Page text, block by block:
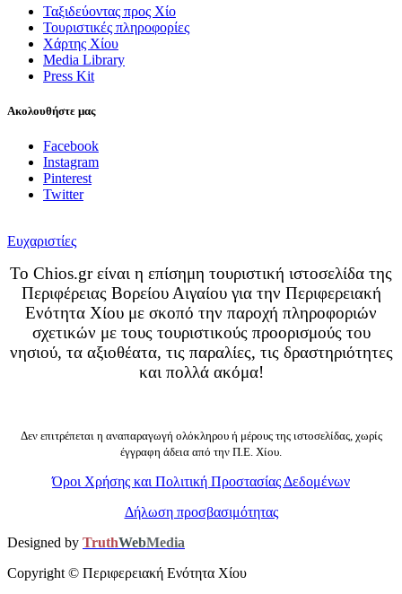
Ταξιδεύοντας προς Χίο
Τουριστικές πληροφορίες
Χάρτης Χίου
Media Library
Press Kit
Ακολουθήστε μας
Facebook
Instagram
Pinterest
Twitter
Ευχαριστίες
Το Chios.gr είναι η επίσημη τουριστική ιστοσελίδα της
Περιφέρειας Βορείου Αιγαίου για την Περιφερειακή
Ενότητα Χίου με σκοπό την παροχή πληροφοριών
σχετικών με τους τουριστικούς προορισμούς του
νησιού, τα αξιοθέατα, τις παραλίες, τις δραστηριότητες
και πολλά ακόμα!
Δεν επιτρέπεται η αναπαραγωγή ολόκληρου ή μέρους της ιστοσελίδας, χωρίς
έγγραφη άδεια από την Π.Ε. Χίου.
Όροι Χρήσης και Πολιτική Προστασίας Δεδομένων
Δήλωση προσβασιμότητας
Designed by TruthWebMedia
Copyright © Περιφερειακή Ενότητα Χίου